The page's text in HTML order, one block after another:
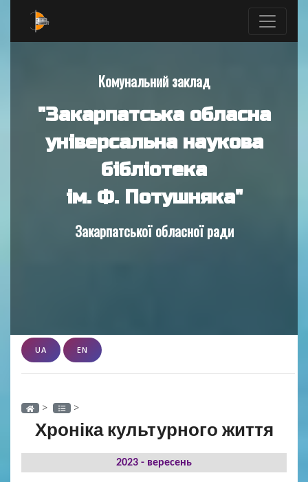
Комунальний заклад
"Закарпатська обласна
універсальна наукова
бібліотека
ім. Ф. Потушняка"
Закарпатської обласної ради
UA EN
> >
Хроніка культурного життя
2023 - вересень